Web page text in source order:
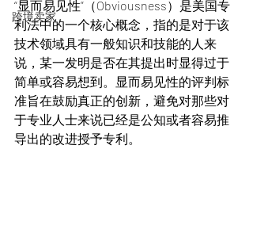
跨境卖家
“显而易见性”（Obviousness）是美国专
利法中的一个核心概念，指的是对于该
技术领域具有一般知识和技能的人来
说，某一发明是否在其提出时显得过于
简单或容易想到。显而易见性的评判标
准旨在鼓励真正的创新，避免对那些对
于专业人士来说已经是公知或者容易推
导出的改进授予专利。